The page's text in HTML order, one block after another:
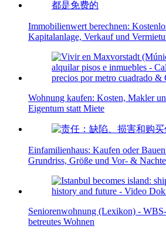
Immobilienwert berechnen:
Kapitalanlage, Verkauf und
Wohnung kaufen: Kosten, Makler
Eigentum statt Miete
Einfamilienhaus: Kaufen oder
Grundriss, Größe und Vor- &
Seniorenwohnung (Lexikon) -
betreutes Wohnen